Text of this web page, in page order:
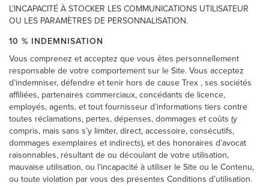
L’INCAPACITÉ À STOCKER LES COMMUNICATIONS UTILISATEUR
OU LES PARAMÈTRES DE PERSONNALISATION.
10 % INDEMNISATION
Vous comprenez et acceptez que vous êtes personnellement
responsable de votre comportement sur le Site. Vous acceptez
d’indemniser, défendre et tenir hors de cause Trex , ses sociétés
affiliées, partenaires commerciaux, concédants de licence,
employés, agents, et tout fournisseur d’informations tiers contre
toutes réclamations, pertes, dépenses, dommages et coûts (y
compris, mais sans s’y limiter, direct, accessoire, consécutifs,
dommages exemplaires et indirects), et des honoraires d’avocat
raisonnables, résultant de ou découlant de votre utilisation,
mauvaise utilisation, ou l’incapacité à utiliser le Site ou le Contenu,
ou toute violation par vous des présentes Conditions d’utilisation.